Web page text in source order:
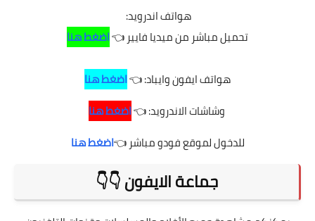
هواتف اندرويد:
تحميل مباشر من ميديا فايير 👈اضغط هنا
هواتف ايفون وايباد: 👈اضغط هنا
وشاشات الاندرويد: 👈اضغط هنا
للدخول لموقع فودو مباشر 👈اضغط هنا
جماعة الايفون 👇👇